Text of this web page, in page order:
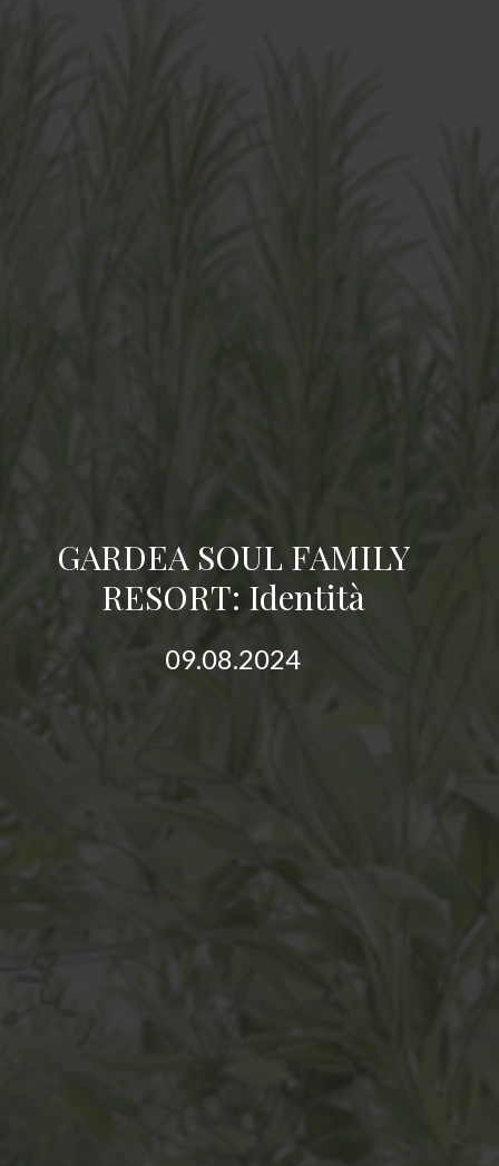
GARDEA SOUL FAMILY
RESORT: Identità
09.08.2024